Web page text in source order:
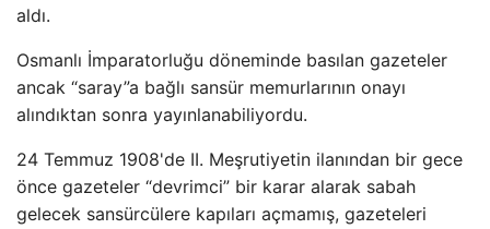
aldı.
Osmanlı İmparatorluğu döneminde basılan gazeteler
ancak “saray”a bağlı sansür memurlarının onayı
alındıktan sonra yayınlanabiliyordu.
24 Temmuz 1908'de II. Meşrutiyetin ilanından bir gece
önce gazeteler “devrimci” bir karar alarak sabah
gelecek sansürcülere kapıları açmamış, gazeteleri